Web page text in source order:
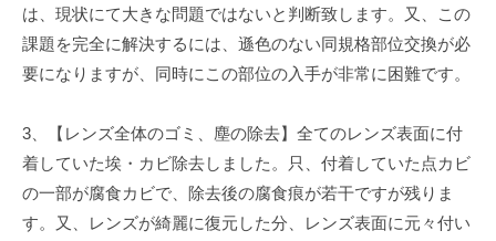
は、現状にて大きな問題ではないと判断致します。又、この
課題を完全に解決するには、遜色のない同規格部位交換が必
要になりますが、同時にこの部位の入手が非常に困難です。
3、【レンズ全体のゴミ、塵の除去】全てのレンズ表面に付
着していた埃・カビ除去しました。只、付着していた点カビ
の一部が腐食カビで、除去後の腐食痕が若干ですが残りま
す。又、レンズが綺麗に復元した分、レンズ表面に元々付い